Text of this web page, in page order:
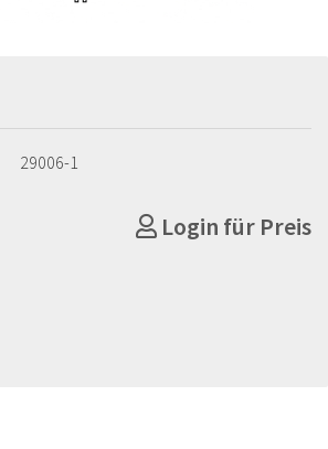
29006-1
Login für Preis